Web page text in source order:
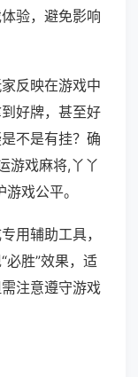
验，避免影响
反映在游戏中
好牌，甚至好
不是有挂？确
游戏麻将,丫丫
戏公平。
用辅助工具，
必胜”效果，适
注意遵守游戏